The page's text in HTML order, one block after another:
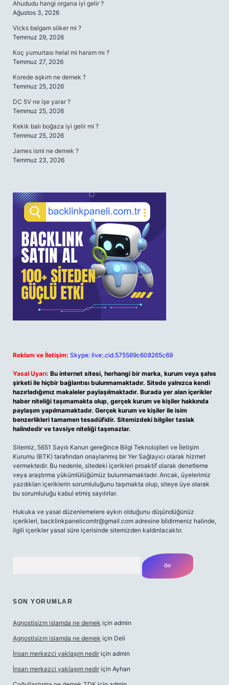
Ahududu hangi organa iyi gelir ?
Ağustos 3, 2026
Vicks balgam söker mi ?
Temmuz 29, 2026
Koç yumurtası helal mi haram mı ?
Temmuz 27, 2026
Korede aşkım ne demek ?
Temmuz 25, 2026
DC 5V ne işe yarar ?
Temmuz 25, 2026
Kekik balı boğaza iyi gelir mi ?
Temmuz 25, 2026
James ismi ne demek ?
Temmuz 23, 2026
Reklam ve İletişim: Skype: live:.cid.575569c608265c69
Yasal Uyarı: Bu internet sitesi, herhangi bir marka, kurum veya şahıs
şirketi ile hiçbir bağlantısı bulunmamaktadır. Sitede yalnızca kendi
hazırladığımız makaleler paylaşılmaktadır. Burada yer alan içerikler
haber niteliği taşımamakta olup, gerçek kurum ve kişiler hakkında
paylaşım yapılmamaktadır. Gerçek kurum ve kişiler ile isim
benzerlikleri tamamen tesadüfidir. Sitemizdeki bilgiler taslak
halindedir ve tavsiye niteliği taşımazlar.
Sitemiz, 5651 Sayılı Kanun gereğince Bilgi Teknolojileri ve İletişim
Kurumu (BTK) tarafından onaylanmış bir Yer Sağlayıcı olarak hizmet
vermektedir. Bu nedenle, sitedeki içerikleri proaktif olarak denetleme
veya araştırma yükümlülüğümüz bulunmamaktadır. Ancak, üyelerimiz
yazdıkları içeriklerin sorumluluğunu taşımakta olup, siteye üye olarak
bu sorumluluğu kabul etmiş sayılırlar.
Hukuka ve yasal düzenlemelere aykırı olduğunu düşündüğünüz
içerikleri, backlinkpanelicomtr@gmail.com adresine bildirmeniz halinde,
ilgili içerikler yasal süre içerisinde sitemizden kaldırılacaktır.
SON YORUMLAR
Agnostisizm islamda ne demek için admin
Agnostisizm islamda ne demek için Deli
İnsan merkezci yaklaşım nedir için admin
İnsan merkezci yaklaşım nedir için Ayhan